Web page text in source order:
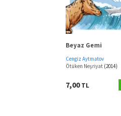
Beyaz Gemi
Cengiz Aytmatov
Ötüken Neşriyat (2014)
7,00TL